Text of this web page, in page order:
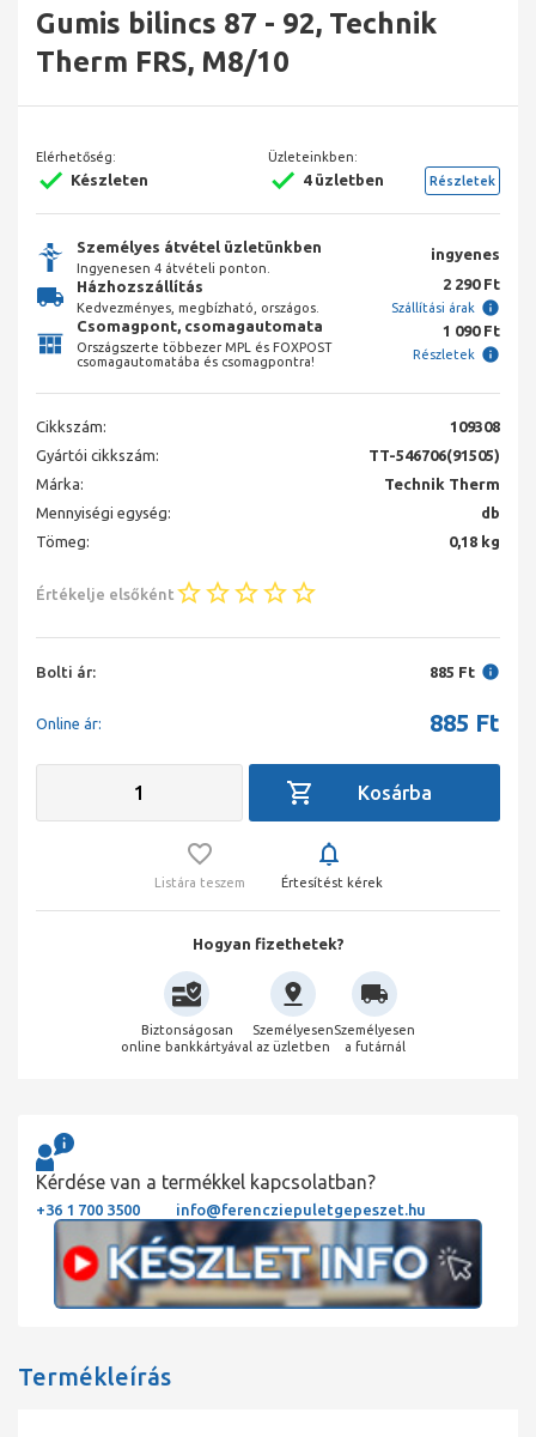
Gumis bilincs 87 - 92, Technik
Therm FRS, M8/10
Elérhetőség:
Készleten
Üzleteinkben:
4 üzletben Részletek
Személyes átvétel üzletünkben
Ingyenesen 4 átvételi ponton.
ingyenes
Házhozszállítás
Kedvezményes, megbízható, országos.
2 290 Ft
Szállítási árak
Csomagpont, csomagautomata
Országszerte többezer MPL és FOXPOST
csomagautomatába és csomagpontra!
1 090 Ft
Részletek
Cikkszám:
109308
Gyártói cikkszám:
TT-546706(91505)
Márka:
Technik Therm
Mennyiségi egység:
db
Tömeg:
0,18 kg
Értékelje elsőként
Bolti ár: 885 Ft
Online ár: 885 Ft
Listára teszem Értesítést kérek
Hogyan fizethetek?
Biztonságosan
online bankkártyával
Személyesen
az üzletben
Személyesen
a futárnál
Kérdése van a termékkel kapcsolatban?
+36 1 700 3500 info@ferencziepuletgepeszet.hu
Termékleírás